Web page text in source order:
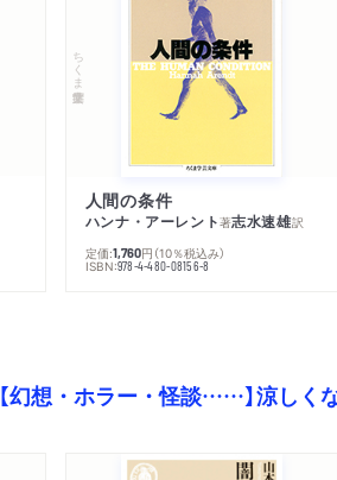
ちくま学芸文庫
人間の条件
ハンナ・アーレント著志水速雄訳
定価:1,760円 （10％税込み）
ISBN:978-4-480-08156-8
【幻想・ホラー・怪談……】涼しく